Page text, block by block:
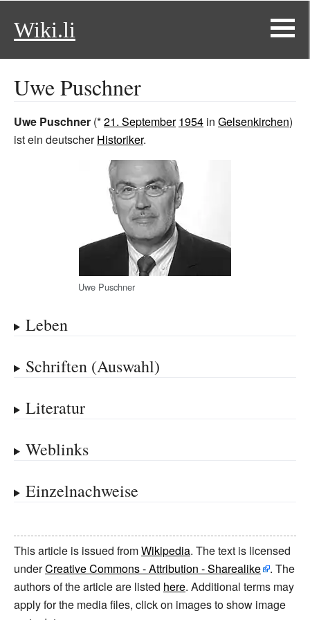
Wiki.li
Uwe Puschner
Uwe Puschner (*21. September 1954 in Gelsenkirchen)
ist ein deutscherHistoriker.
Uwe Puschner
Leben
Schriften (Auswahl)
Literatur
Weblinks
Einzelnachweise
This article is issued fromWikipedia. The text is licensed
underCreative Commons - Attribution - Sharealike
. The
authors of the article are listed here. Additional terms may
apply for the media files, click on images to show image